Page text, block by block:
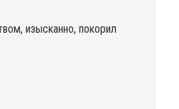
изысканно, покорил